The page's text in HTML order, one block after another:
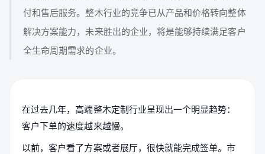
付和售后服务。整木行业的竞争已从产品和价格转向整体
解决方案能力，未来胜出的企业，将是能够持续满足客户
全生命周期需求的企业。
在过去几年，高端整木定制行业呈现出一个明显趋势：
客户下单的速度越来越慢。
以前，客户看了方案或者展厅，很快就能完成签单。市